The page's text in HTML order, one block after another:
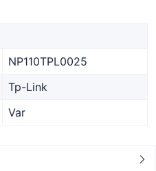
NP110TPL0025
Tp-Link
Var